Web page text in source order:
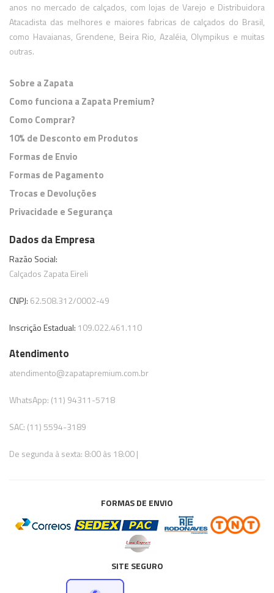
anos no mercado de calçados, com lojas de Varejo e Distribuidora
Atacadista das melhores e maiores fabricas de calçados do Brasil,
como Havaianas, Grendene, Beira Rio, Azaléia, Olympikus e muitas
outras.
Sobre a Zapata
Como funciona a Zapata Premium?
Como Comprar?
10% de Desconto em Produtos
Formas de Envio
Formas de Pagamento
Trocas e Devoluções
Privacidade e Segurança
Dados da Empresa
Razão Social:
Calçados Zapata Eireli
CNPJ: 62.508.312/0002-49
Inscrição Estadual: 109.022.461.110
Atendimento
atendimento@zapatapremium.com.br
WhatsApp: (11) 94311-5718
SAC: (11) 5594-3189
De segunda à sexta: 8:00 às 18:00 |
FORMAS DE ENVIO
SITE SEGURO